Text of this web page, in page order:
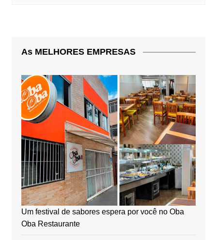
As MELHORES EMPRESAS
Um festival de sabores espera por você no Oba
Oba Restaurante